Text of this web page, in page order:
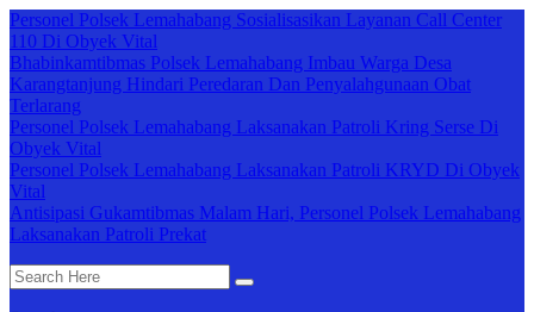
Personel Polsek Lemahabang Sosialisasikan Layanan Call Center
110 Di Obyek Vital
Bhabinkamtibmas Polsek Lemahabang Imbau Warga Desa
Karangtanjung Hindari Peredaran Dan Penyalahgunaan Obat
Terlarang
Personel Polsek Lemahabang Laksanakan Patroli Kring Serse Di
Obyek Vital
Personel Polsek Lemahabang Laksanakan Patroli KRYD Di Obyek
Vital
Antisipasi Gukamtibmas Malam Hari, Personel Polsek Lemahabang
Laksanakan Patroli Prekat